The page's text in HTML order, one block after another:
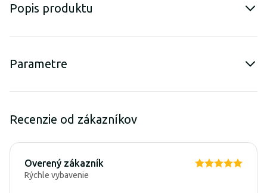
Popis produktu
Parametre
Recenzie od zákazníkov
Overený zákazník
Rýchle vybavenie